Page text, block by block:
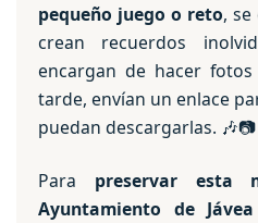
pequeño juego o reto,
crean recuerdos
encargan de hacer
tarde, envían un enlace
puedan descargarlas. 🎶📷
Para preservar esta
Ayuntamiento de